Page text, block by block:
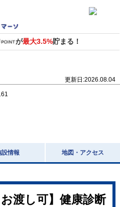
が最大3.5%貯まる！
更新日:2026.08.04
設情報 地図・アクセス
お渡し可】健康診断